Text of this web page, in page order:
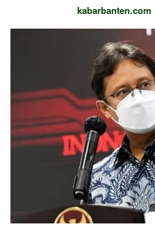
kabarbanten.com